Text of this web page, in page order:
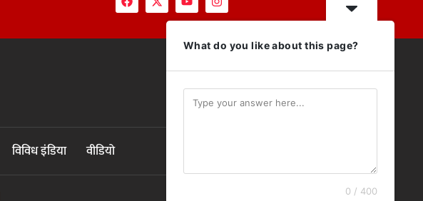
विविध इंडिया वीडियो
What do you like about this page?
0 / 400